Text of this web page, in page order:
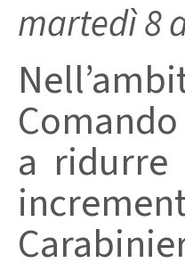
martedì 8
a